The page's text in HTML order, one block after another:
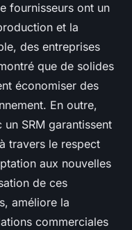
fournisseurs ont un
et la
des entreprises
que de solides
économiser des
En outre,
SRM garantissent
travers le respect
aux nouvelles
de ces
améliore la
commerciales